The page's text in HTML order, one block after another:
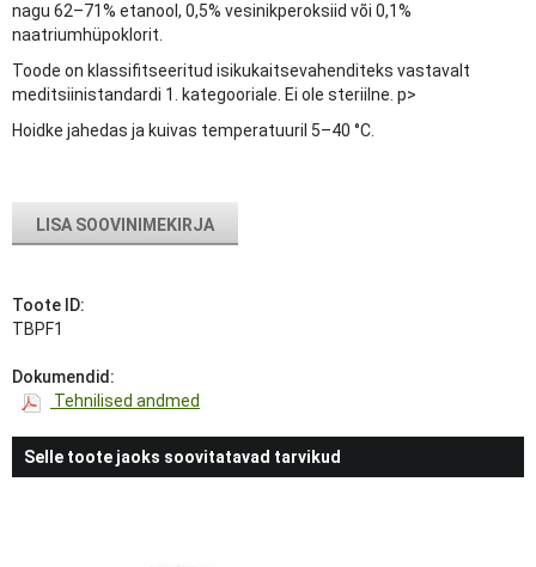
nagu 62–71% etanool, 0,5% vesinikperoksiid või 0,1%
naatriumhüpoklorit.
Toode on klassifitseeritud isikukaitsevahenditeks vastavalt
meditsiinistandardi 1. kategooriale. Ei ole steriilne. p>
Hoidke jahedas ja kuivas temperatuuril 5–40 °C.
LISA SOOVINIMEKIRJA
Toote ID:
TBPF1
Dokumendid:
Tehnilised andmed
Selle toote jaoks soovitatavad tarvikud